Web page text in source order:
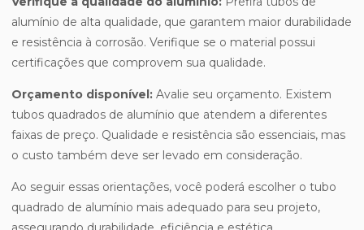
alumínio de alta qualidade, que garantem maior durabilidade
e resistência à corrosão. Verifique se o material possui
certificações que comprovem sua qualidade.
Orçamento disponível: Avalie seu orçamento. Existem
tubos quadrados de alumínio que atendem a diferentes
faixas de preço. Qualidade e resistência são essenciais, mas
o custo também deve ser levado em consideração.
Ao seguir essas orientações, você poderá escolher o tubo
quadrado de alumínio mais adequado para seu projeto,